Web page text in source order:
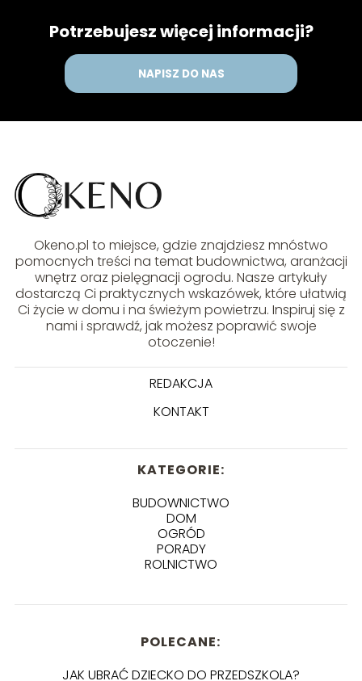
Potrzebujesz więcej informacji?
NAPISZ DO NAS
Okeno.pl to miejsce, gdzie znajdziesz mnóstwo
pomocnych treści na temat budownictwa, aranżacji
wnętrz oraz pielęgnacji ogrodu. Nasze artykuły
dostarczą Ci praktycznych wskazówek, które ułatwią
Ci życie w domu i na świeżym powietrzu. Inspiruj się z
nami i sprawdź, jak możesz poprawić swoje
otoczenie!
REDAKCJA
KONTAKT
KATEGORIE:
BUDOWNICTWO
DOM
OGRÓD
PORADY
ROLNICTWO
POLECANE:
JAK UBRAĆ DZIECKO DO PRZEDSZKOLA?